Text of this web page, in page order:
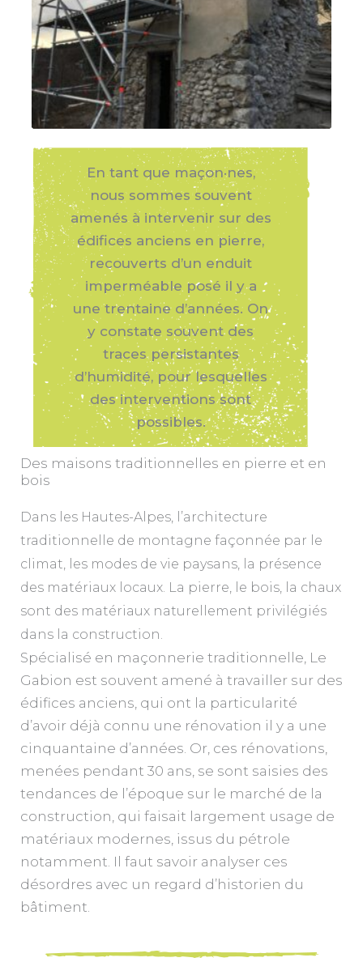
En tant que maçon·nes,
nous sommes souvent
amenés à intervenir sur des
édifices anciens en pierre,
recouverts d’un enduit
imperméable posé il y a
une trentaine d’années. On
y constate souvent des
traces persistantes
d’humidité, pour lesquelles
des interventions sont
possibles.
Des maisons traditionnelles en pierre et en
bois
Dans les Hautes-Alpes, l’architecture
traditionnelle de montagne façonnée par le
climat, les modes de vie paysans, la présence
des matériaux locaux. La pierre, le bois, la chaux
sont des matériaux naturellement privilégiés
dans la construction.
Spécialisé en maçonnerie traditionnelle, Le
Gabion est souvent amené à travailler sur des
édifices anciens, qui ont la particularité
d’avoir déjà connu une rénovation il y a une
cinquantaine d’années. Or, ces rénovations,
menées pendant 30 ans, se sont saisies des
tendances de l’époque sur le marché de la
construction, qui faisait largement usage de
matériaux modernes, issus du pétrole
notamment. Il faut savoir analyser ces
désordres avec un regard d’historien du
bâtiment.